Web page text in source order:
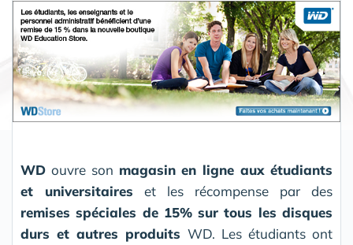
WD ouvre son magasin en ligne aux étudiants
et universitaires et les récompense par des
remises spéciales de 15% sur tous les disques
durs et autres produits WD. Les étudiants ont